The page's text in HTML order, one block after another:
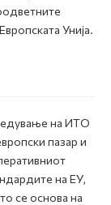
Унија.
на ИТО
пазар и
на ЕУ,
се основа на